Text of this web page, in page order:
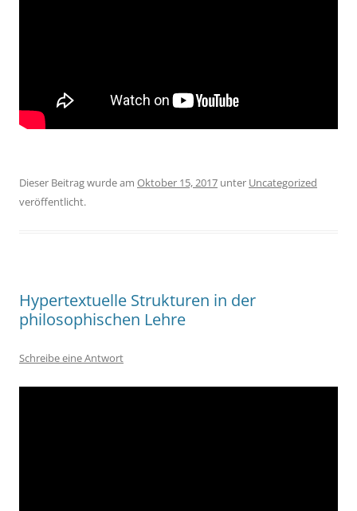
Dieser Beitrag wurde am Oktober 15, 2017 unter Uncategorized
veröffentlicht.
Hypertextuelle Strukturen in der
philosophischen Lehre
Schreibe eine Antwort